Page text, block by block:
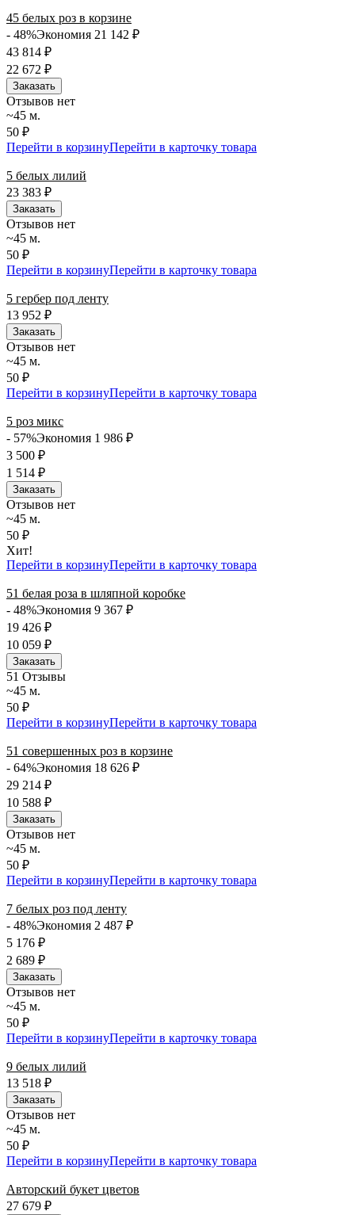
45 белых роз в корзине
- 48%Экономия 21 142 ₽
43 814 ₽
22 672 ₽
Заказать
Отзывов нет
~45 м.
50 ₽
Перейти в корзинуПерейти в карточку товара
5 белых лилий
23 383 ₽
Заказать
Отзывов нет
~45 м.
50 ₽
Перейти в корзинуПерейти в карточку товара
5 гербер под ленту
13 952 ₽
Заказать
Отзывов нет
~45 м.
50 ₽
Перейти в корзинуПерейти в карточку товара
5 роз микс
- 57%Экономия 1 986 ₽
3 500 ₽
1 514 ₽
Заказать
Отзывов нет
~45 м.
50 ₽
Хит!
Перейти в корзинуПерейти в карточку товара
51 белая роза в шляпной коробке
- 48%Экономия 9 367 ₽
19 426 ₽
10 059 ₽
Заказать
51 Отзывы
~45 м.
50 ₽
Перейти в корзинуПерейти в карточку товара
51 совершенных роз в корзине
- 64%Экономия 18 626 ₽
29 214 ₽
10 588 ₽
Заказать
Отзывов нет
~45 м.
50 ₽
Перейти в корзинуПерейти в карточку товара
7 белых роз под ленту
- 48%Экономия 2 487 ₽
5 176 ₽
2 689 ₽
Заказать
Отзывов нет
~45 м.
50 ₽
Перейти в корзинуПерейти в карточку товара
9 белых лилий
13 518 ₽
Заказать
Отзывов нет
~45 м.
50 ₽
Перейти в корзинуПерейти в карточку товара
Авторский букет цветов
27 679 ₽